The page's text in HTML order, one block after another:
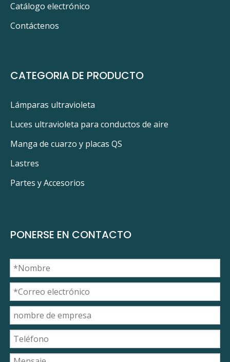
Catálogo electrónico
Contáctenos
CATEGORIA DE PRODUCTO
Lámparas ultravioleta
Luces ultravioleta para conductos de aire
Manga de cuarzo y placas QS
Lastres
Partes y Accesorios
PONERSE EN CONTACTO